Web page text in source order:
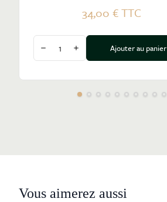
34,00 €TTC
Diminuer la quantité
Augmenter la quantité
Ajouter au panier
Vous aimerez aussi